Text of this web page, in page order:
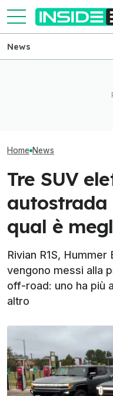
News
Home News
Tre SUV
autostrada
qual è
Rivian R1S,
vengono messi alla
off-road: uno ha più
altro